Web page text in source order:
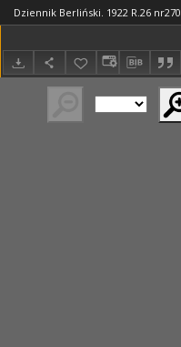
Dziennik Berliński. 1922 R.26 nr270